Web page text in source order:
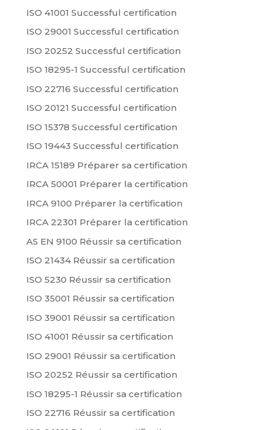
ISO 41001 Successful certification
ISO 29001 Successful certification
ISO 20252 Successful certification
ISO 18295-1 Successful certification
ISO 22716 Successful certification
ISO 20121 Successful certification
ISO 15378 Successful certification
ISO 19443 Successful certification
IRCA 15189 Préparer sa certification
IRCA 50001 Préparer la certification
IRCA 9100 Préparer la certification
IRCA 22301 Préparer la certification
AS EN 9100 Réussir sa certification
ISO 21434 Réussir sa certification
ISO 5230 Réussir sa certification
ISO 35001 Réussir sa certification
ISO 39001 Réussir sa certification
ISO 41001 Réussir sa certification
ISO 29001 Réussir sa certification
ISO 20252 Réussir sa certification
ISO 18295-1 Réussir sa certification
ISO 22716 Réussir sa certification